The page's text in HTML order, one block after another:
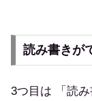
読み書きが
3つ目は 「読